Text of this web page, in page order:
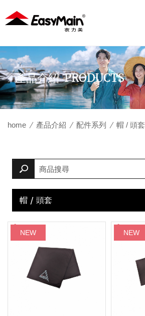
衣
力
美
實
業產品介紹 PRODUCTS
home 產品介紹 配件系列 帽 / 頭套
帽 / 頭套
NEW NEW